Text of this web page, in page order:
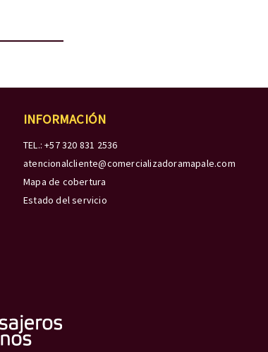
INFORMACIÓN
TEL.: +57 320 831 2536
atencionalcliente@comercializadoramapale.com
Mapa de cobertura
Estado del servicio